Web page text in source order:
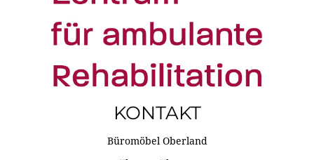
KONTAKT
Büromöbel Oberland